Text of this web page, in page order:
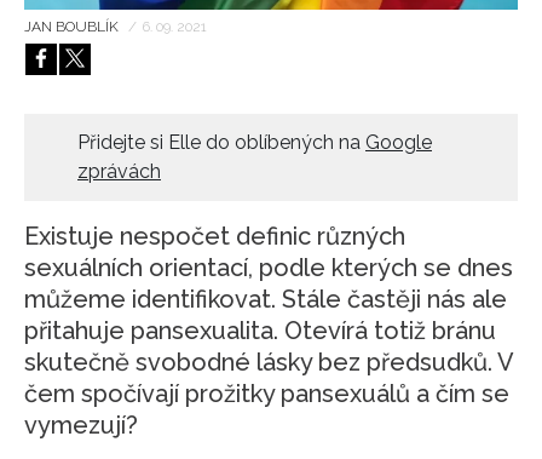
HOME
JAN BOUBLÍK / 6. 09. 2021
Přidejte si Elle do oblíbených na Google
zprávách
Existuje nespočet definic různých
sexuálních orientací, podle kterých se dnes
můžeme identifikovat. Stále častěji nás ale
přitahuje pansexualita. Otevírá totiž bránu
skutečně svobodné lásky bez předsudků. V
čem spočívají prožitky pansexuálů a čím se
vymezují?